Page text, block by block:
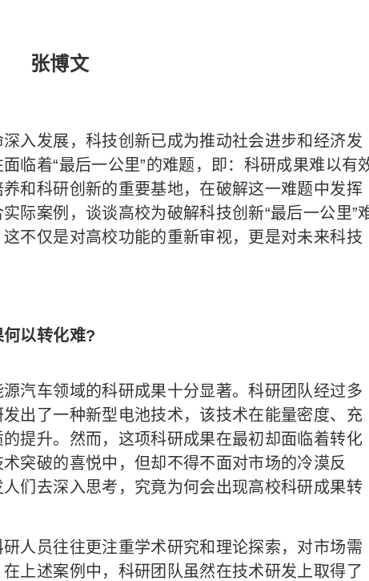
张博文
发展，科技创新已成为推动社会进步和经济发
临着“最后一公里”的难题，即：科研成果难以有
和科研创新的重要基地，在破解这一难题中发挥
际案例，谈谈高校为破解科技创新“最后一公里”
不仅是对高校功能的重新审视，更是对未来科技
以转化难?
车领域的科研成果十分显著。科研团队经过多
出了一种新型电池技术，该技术在能量密度、充
提升。然而，这项科研成果在最初却面临着转化
突破的喜悦中，但却不得不面对市场的冷漠反
们去深入思考，究竟为何会出现高校科研成果转
员往往更注重学术研究和理论探索，对市场需
上述案例中，科研团队虽然在技术研发上取得了